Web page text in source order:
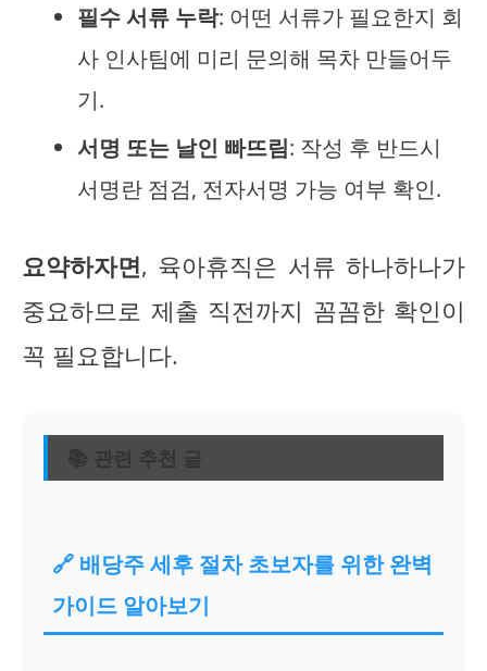
필수 서류 누락: 어떤 서류가 필요한지 회
사 인사팀에 미리 문의해 목차 만들어두
기.
서명 또는 날인 빠뜨림: 작성 후 반드시
서명란 점검, 전자서명 가능 여부 확인.
요약하자면, 육아휴직은 서류 하나하나가
중요하므로 제출 직전까지 꼼꼼한 확인이
꼭 필요합니다.
📚 관련 추천 글
🔗 배당주 세후 절차 초보자를 위한 완벽
가이드 알아보기